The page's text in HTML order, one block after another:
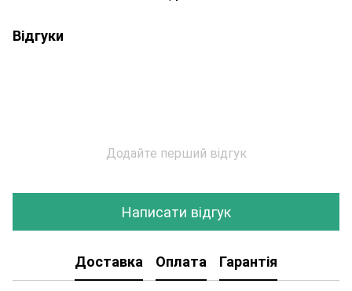
Відгуки
Додайте перший відгук
Написати відгук
Доставка Оплата Гарантія